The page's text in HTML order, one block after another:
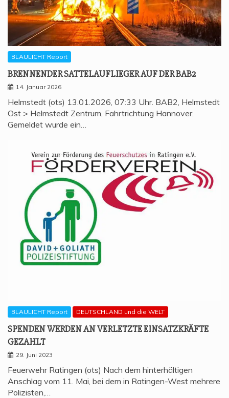
BLAULICHT Report
BREN­NEN­DER SAT­TEL­AUF­LIE­GER AUF DER BAB2
14. Januar 2026
Helmstedt (ots) 13.01.2026, 07:33 Uhr. BAB2, Helmstedt
Ost > Helmstedt Zentrum, Fahrtrichtung Hannover.
Gemeldet wurde ein…
BLAULICHT Report DEUTSCHLAND und die WELT
SPEN­DEN WER­DEN AN VER­LETZ­TE EIN­SATZ­KRÄF­TE
GEZAHLT
29. Juni 2023
Feuerwehr Ratingen (ots) Nach dem hinterhältigen
Anschlag vom 11. Mai, bei dem in Ratingen-West mehrere
Polizisten,…